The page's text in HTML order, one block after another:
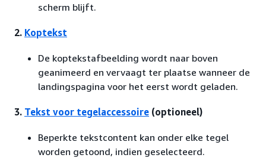
scherm blijft.
2. Koptekst
De koptekstafbeelding wordt naar boven
geanimeerd en vervaagt ter plaatse wanneer de
landingspagina voor het eerst wordt geladen.
3. Tekst voor tegelaccessoire (optioneel)
Beperkte tekstcontent kan onder elke tegel
worden getoond, indien geselecteerd.